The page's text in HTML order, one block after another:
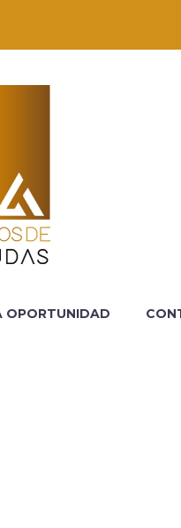
OPORTUNIDAD